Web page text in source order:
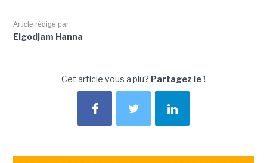
Article rédigé par
Elgodjam Hanna
Cet article vous a plu? Partagez le !